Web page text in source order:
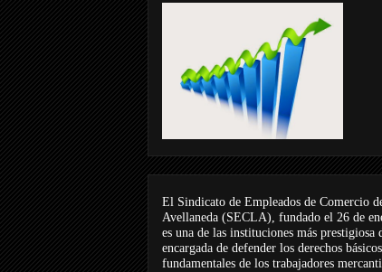
El Sindicato de Empleados de Comercio
Avellaneda (SECLA), fundado el 26 de
es una de las instituciones más prestigiosa
encargada de defender los derechos
fundamentales de los trabajadores